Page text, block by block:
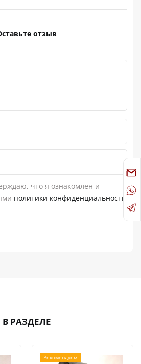
отзыв
что я ознакомлен и
политики конфиденциальности
РАЗДЕЛЕ
Рекомендуем